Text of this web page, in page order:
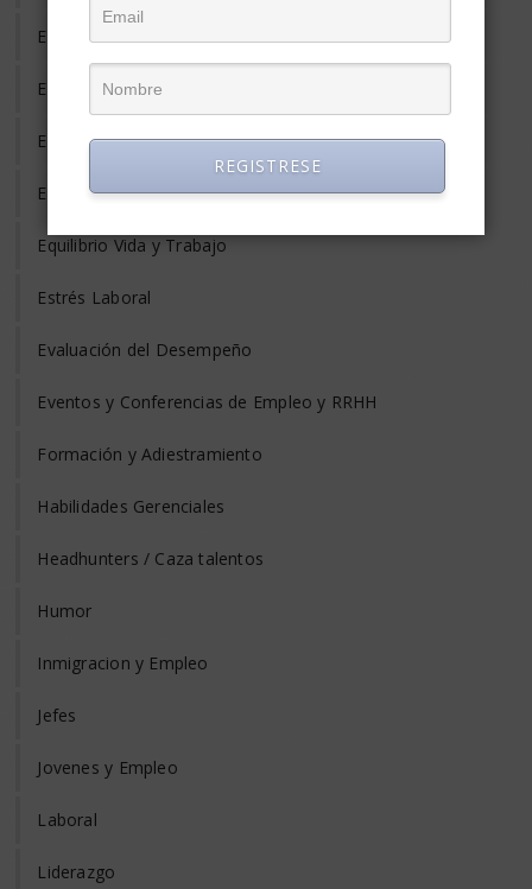
Empleo Informal
Empleo Temporal
Emprendedores
Entrevista de Trabajo
Equilibrio Vida y Trabajo
Estrés Laboral
Evaluación del Desempeño
Eventos y Conferencias de Empleo y RRHH
Formación y Adiestramiento
Habilidades Gerenciales
Headhunters / Caza talentos
Humor
Inmigracion y Empleo
Jefes
Jovenes y Empleo
Laboral
Liderazgo
REGISTRESE